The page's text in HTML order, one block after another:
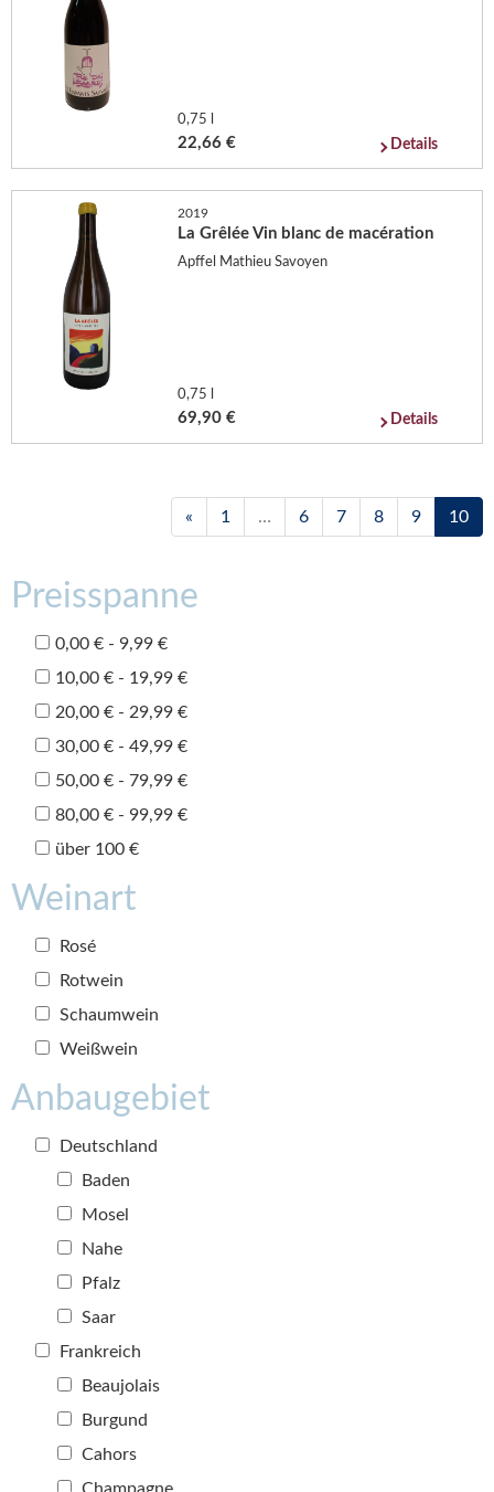
0,75 l
22,66 € Details
2019
La Grêlée Vin blanc de macération
Apffel Mathieu Savoyen
0,75 l
69,90 € Details
« 1 … 6 7 8 9 10
Preisspanne
0,00 € - 9,99 €
10,00 € - 19,99 €
20,00 € - 29,99 €
30,00 € - 49,99 €
50,00 € - 79,99 €
80,00 € - 99,99 €
über 100 €
Weinart
Rosé
Rotwein
Schaumwein
Weißwein
Anbaugebiet
Deutschland
Baden
Mosel
Nahe
Pfalz
Saar
Frankreich
Beaujolais
Burgund
Cahors